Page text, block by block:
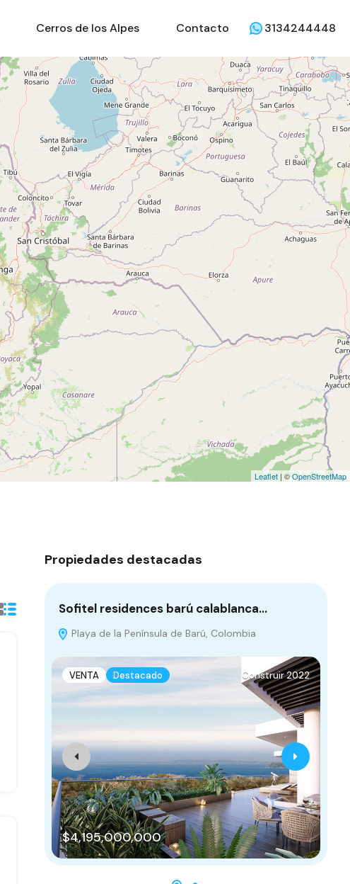
Cerros de los Alpes Contacto 3134244448
Leaflet | ©OpenStreetMap
Propiedades destacadas
Sofitel residences barú calablanca…
Playa de la Península de Barú, Colombia
VENTA Destacado Construir 2022
$4,195,000,000